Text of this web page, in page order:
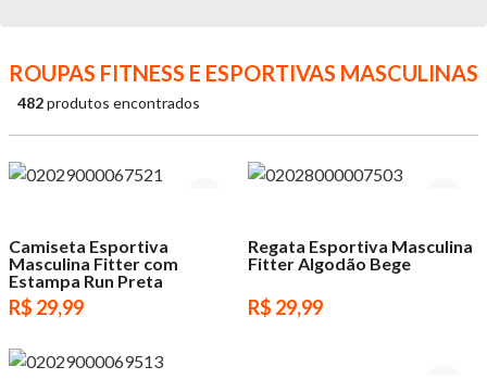
ROUPAS FITNESS E ESPORTIVAS MASCULINAS
482produtos encontrados
Camiseta Esportiva
Masculina Fitter com
Estampa Run Preta
R$ 29,99
Regata Esportiva Masculina
Fitter Algodão Bege
R$ 29,99